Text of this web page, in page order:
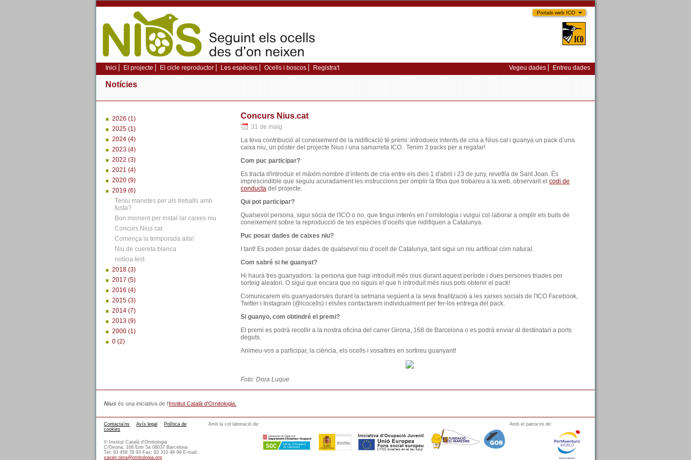
Portals web ICO
Inici El projecte El cicle reproductor Les espècies Ocells i boscos Registra't Vegeu dades Entreu dades
Notícies
2026 (1)
2025 (1)
2024 (4)
2023 (4)
2022 (3)
2021 (4)
2020 (9)
2019 (6)
Teniu manetes per als treballs amb
fusta?
Bon moment per instal·lar caixes niu
Concurs Nius.cat
Comença la temporada alta!
Niu de cuereta blanca
notícia test
2018 (3)
2017 (5)
2016 (4)
2015 (3)
2014 (7)
2013 (9)
2000 (1)
0 (2)
Concurs Nius.cat
31 de maig
La teva contribució al coneixement de la nidificació té premi: introdueix intents de cria a Nius.cat i guanya un pack d’una
caixa niu, un pòster del projecte Nius i una samarreta ICO. Tenim 3 packs per a regalar!
Com puc participar?
Es tracta d'introduir el màxim nombre d’intents de cria entre els dies 1 d'abril i 23 de juny, revetlla de Sant Joan. És
imprescindible que seguiu acuradament les instruccions per omplir la fitxa que trobareu a la web, observant el codi de
conducta del projecte.
Qui pot participar?
Qualsevol persona, sigui sòcia de l'ICO o no, que tingui interès en l’ornitologia i vulgui col·laborar a omplir els buits de
coneixement sobre la reproducció de les espècies d’ocells que nidifiquen a Catalunya.
Puc posar dades de caixes niu?
I tant! Es poden posar dades de qualsevol niu d’ocell de Catalunya, tant sigui un niu artificial com natural.
Com sabré si he guanyat?
Hi haurà tres guanyadors: la persona que hagi introduït més nius durant aquest període i dues persones triades per
sorteig aleatori. O sigui que encara que no siguis el que h introduit més nius pots obtenir el pack!
Comunicarem els guanyadors/es durant la setmana següent a la seva finalització a les xarxes socials de l'ICO Facebook,
Twitter i Instagram (@icocells) i els/les contactarem individualment per fer-los entrega del pack.
Si guanyo, com obtindré el premi?
El premi es podrà recollir a la nostra oficina del carrer Girona, 168 de Barcelona o es podrà enviar al destinatari a ports
deguts.
Animeu-vos a participar, la ciència, els ocells i vosaltres en sortireu guanyant!
Foto: Dora Luque
Nius és una iniciativa de l'Institut Català d'Ornitologia.
Amb el patrocini de:
Amb la col·laboració de:
Contacta'ns Avís legal
Política de
cookies
© Institut Català d'Ornitologia
C/Girona, 168 Entr 5a 08037 Barcelona
Tel: 93 458 78 93 Fax: 93 310 49 99 E-mail:
xavier.riera@ornitologia.org